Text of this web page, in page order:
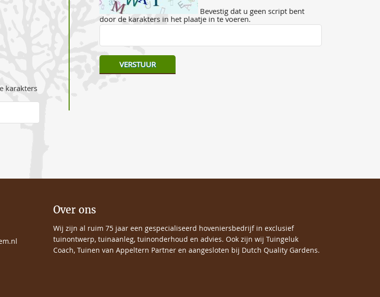
karakters
Bevestig dat u geen script bent
door de karakters in het plaatje in te voeren.
Over ons
Wij zijn al ruim 75 jaar een gespecialiseerd hoveniersbedrijf in exclusief
tuinontwerp, tuinaanleg, tuinonderhoud en advies. Ook zijn wij Tuingeluk
Coach, Tuinen van Appeltern Partner en aangesloten bij Dutch Quality Gardens.